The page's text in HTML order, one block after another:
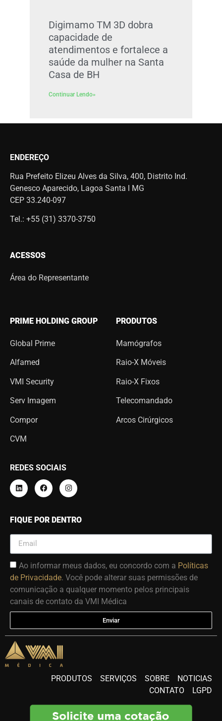
Digimamo TM 3D dobra
capacidade de
atendimentos e fortalece a
saúde da mulher na Santa
Casa de BH
Continuar Lendo»
ENDEREÇO
Rua Prefeito Elizeu Alves da Silva, 400, Distrito Ind.
Genesco Aparecido, Lagoa Santa l MG
CEP 33.240-097
Tel.: +55 (31) 3370-3750
ACESSOS
Área do Representante
PRIME HOLDING GROUP
Global Prime
Alfamed
VMI Security
Serv Imagem
Compor
CVM
PRODUTOS
Mamógrafos
Raio-X Móveis
Raio-X Fixos
Telecomandado
Arcos Cirúrgicos
REDES SOCIAIS
FIQUE POR DENTRO
Ao informar meus dados, eu concordo com a Políticas
de Privacidade. Você pode alterar suas permissões de
comunicação a qualquer momento pelos principais
canais de contato da VMI Médica
Enviar
PRODUTOS SERVIÇOS SOBRE
NOTICIAS
CONTATO
LGPD